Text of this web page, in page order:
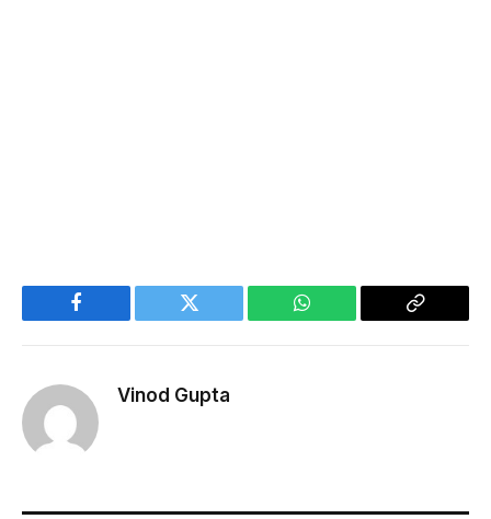
Facebook Twitter WhatsApp
Copy
Vinod Gupta